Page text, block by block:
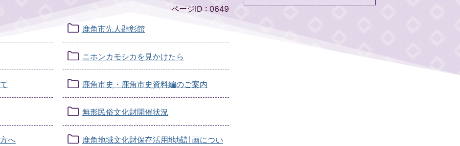
ページID : 0649
鹿角市先人顕彰館
ニホンカモシカを見かけたら
鹿角市史・鹿角市史資料編のご案内
無形民俗文化財開催状況
へ
鹿角地域文化財保存活用地域計画につい